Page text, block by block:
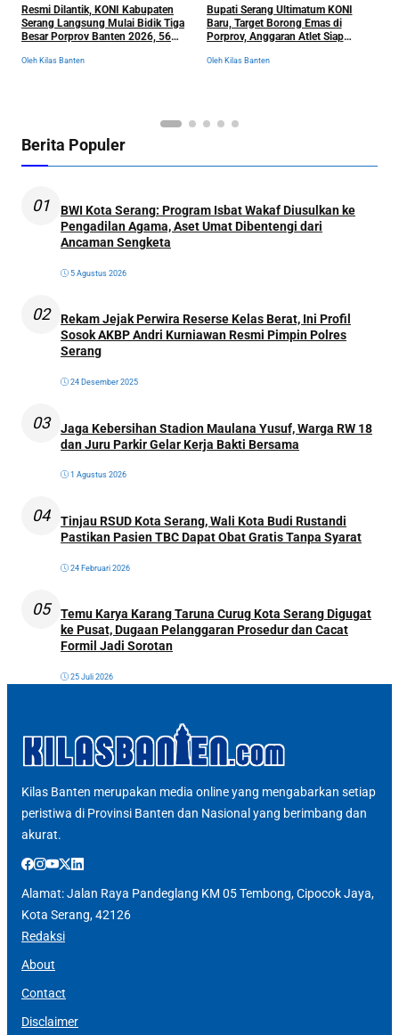
Resmi Dilantik, KONI Kabupaten
Serang Langsung Mulai Bidik Tiga
Besar Porprov Banten 2026, 56
Oleh Kilas Banten
Bupati Serang Ultimatum KONI
Baru, Target Borong Emas di
Porprov, Anggaran Atlet Siap
Oleh Kilas Banten
Berita Populer
01
BWI Kota Serang: Program Isbat Wakaf Diusulkan ke
Pengadilan Agama, Aset Umat Dibentengi dari
Ancaman Sengketa
5 Agustus 2026
02
Rekam Jejak Perwira Reserse Kelas Berat, Ini Profil
Sosok AKBP Andri Kurniawan Resmi Pimpin Polres
Serang
24 Desember 2025
03
Jaga Kebersihan Stadion Maulana Yusuf, Warga RW 18
dan Juru Parkir Gelar Kerja Bakti Bersama
1 Agustus 2026
04
Tinjau RSUD Kota Serang, Wali Kota Budi Rustandi
Pastikan Pasien TBC Dapat Obat Gratis Tanpa Syarat
24 Februari 2026
05
Temu Karya Karang Taruna Curug Kota Serang Digugat
ke Pusat, Dugaan Pelanggaran Prosedur dan Cacat
Formil Jadi Sorotan
25 Juli 2026
Kilas Banten merupakan media online yang mengabarkan setiap
peristiwa di Provinsi Banten dan Nasional yang berimbang dan
akurat.
Alamat: Jalan Raya Pandeglang KM 05 Tembong, Cipocok Jaya,
Kota Serang, 42126
Redaksi
About
Contact
Disclaimer